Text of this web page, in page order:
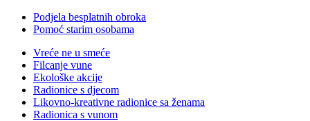
Podjela besplatnih obroka
Pomoć starim osobama
Vreće ne u smeće
Filcanje vune
Ekološke akcije
Radionice s djecom
Likovno-kreativne radionice sa ženama
Radionica s vunom